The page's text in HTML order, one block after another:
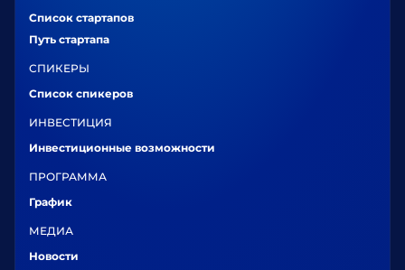
Список стартапов
Путь стартапа
СПИКЕРЫ
Список спикеров
ИНВЕСТИЦИЯ
Инвестиционные возможности
ПРОГРАММА
График
МЕДИА
Новости